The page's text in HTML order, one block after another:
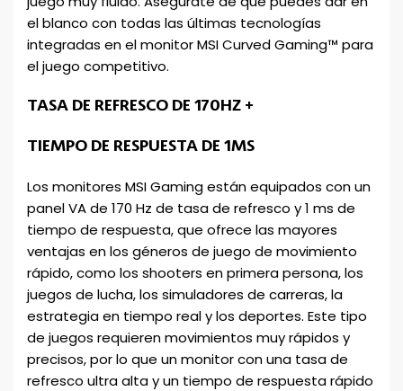
el blanco con todas las últimas tecnologías
integradas en el monitor MSI Curved Gaming™ para
el juego competitivo.
TASA DE REFRESCO DE 170HZ +
TIEMPO DE RESPUESTA DE 1MS
Los monitores MSI Gaming están equipados con un
panel VA de 170 Hz de tasa de refresco y 1 ms de
tiempo de respuesta, que ofrece las mayores
ventajas en los géneros de juego de movimiento
rápido, como los shooters en primera persona, los
juegos de lucha, los simuladores de carreras, la
estrategia en tiempo real y los deportes. Este tipo
de juegos requieren movimientos muy rápidos y
precisos, por lo que un monitor con una tasa de
refresco ultra alta y un tiempo de respuesta rápido